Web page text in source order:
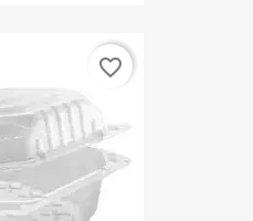
favorite_border